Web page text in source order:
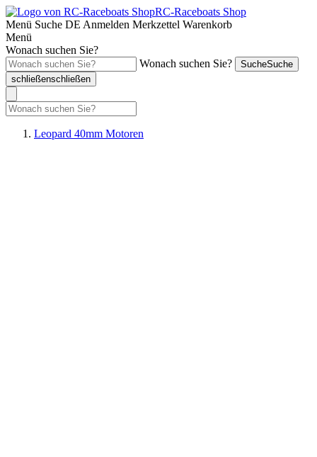
RC-Raceboats Shop
Menü Suche DE Anmelden Merkzettel Warenkorb
Menü
Wonach suchen Sie?
Wonach suchen Sie?
SucheSuche
schließenschließen
Leopard 40mm Motoren